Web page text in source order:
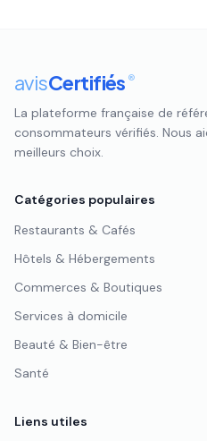
avisCertifiés ®
La plateforme française de
consommateurs vérifiés. Nous
meilleurs choix.
Catégories populaires
Restaurants & Cafés
Hôtels & Hébergements
Commerces & Boutiques
Services à domicile
Beauté & Bien-être
Santé
Liens utiles